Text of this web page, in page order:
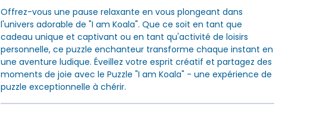
Offrez-vous une pause relaxante en vous plongeant dans
l'univers adorable de "I am Koala". Que ce soit en tant que
cadeau unique et captivant ou en tant qu'activité de loisirs
personnelle, ce puzzle enchanteur transforme chaque instant en
une aventure ludique. Éveillez votre esprit créatif et partagez des
moments de joie avec le Puzzle "I am Koala" - une expérience de
puzzle exceptionnelle à chérir.